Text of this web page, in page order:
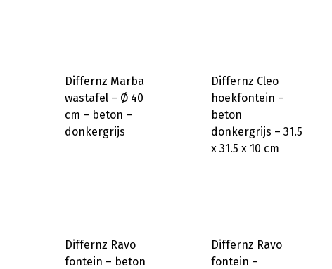
Differnz Marba
wastafel – Ø 40
cm – beton –
donkergrijs
Differnz Cleo
hoekfontein –
beton
donkergrijs – 31.5
x 31.5 x 10 cm
Differnz Ravo
fontein – beton
Differnz Ravo
fontein –